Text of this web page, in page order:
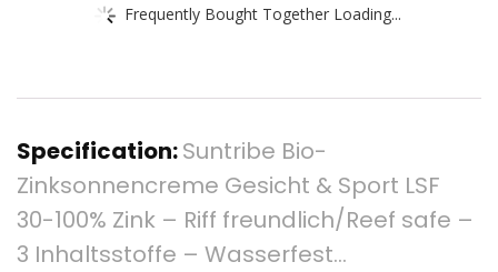
Frequently Bought Together Loading...
Specification:Suntribe Bio-
Zinksonnencreme Gesicht & Sport LSF
30-100% Zink – Riff freundlich/Reef safe –
3 Inhaltsstoffe – Wasserfest…